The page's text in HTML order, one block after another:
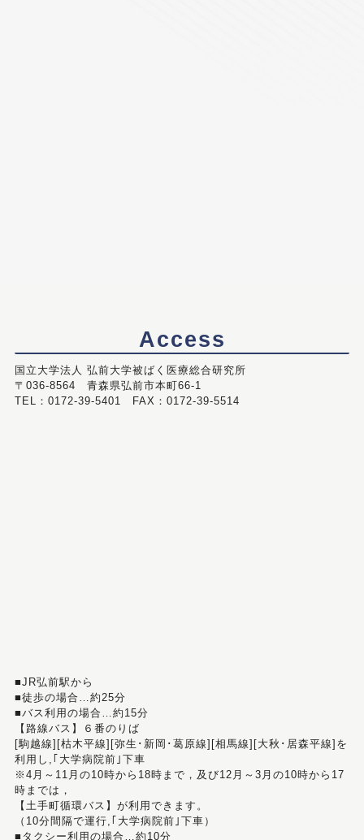
Access
国立大学法人 弘前大学被ばく医療総合研究所
〒036-8564 青森県弘前市本町66-1
TEL：0172-39-5401 FAX：0172-39-5514
■JR弘前駅から
■徒歩の場合…約25分
■バス利用の場合…約15分
【路線バス】６番のりば
[駒越線][枯木平線][弥生･新岡･葛原線][相馬線][大秋･居森平線]を
利用し,｢大学病院前｣下車
※4月～11月の10時から18時まで，及び12月～3月の10時から17
時までは，
【土手町循環バス】が利用できます。
（10分間隔で運行,｢大学病院前｣下車）
■タクシー利用の場合…約10分